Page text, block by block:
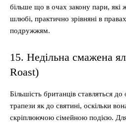
більше що в очах закону пари, які
шлюбі, практично зрівняні в
подружжям.
15. Недільна смажена
Roast)
Більшість британців ставляться до
трапези як до святині, оскільки
скріплюючою сімейною подією.